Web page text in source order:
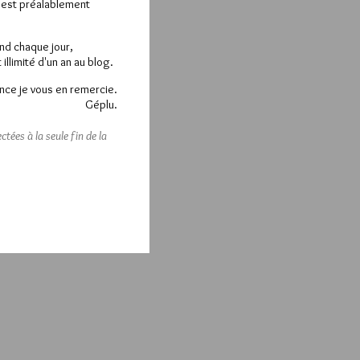
préalablement
chaque jour,
d'un an au blog.
je vous en remercie.
Géplu.
à la seule fin de la